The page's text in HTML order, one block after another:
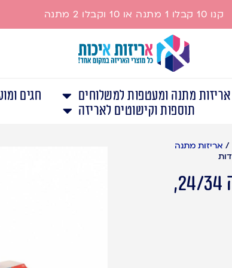
קנו 10 קבלו 1 מתנה או 10 וקבלו 2 מתנה
אריזות מתנה ומעטפות למשלוחים
חגים
תוספות וקישוטים לאריזה
/ אריזות מתנה
אריזות מתנה מנייר במידה 24/34,